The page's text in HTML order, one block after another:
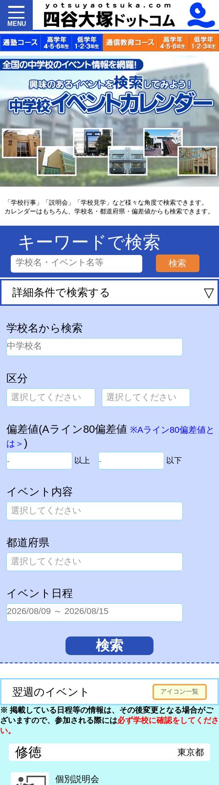
MENU
「学校行事」「説明会」「学校見学」など様々な角度で検索できます。
カレンダーはもちろん、学校名・都道府県・偏差値からも検索できます。
キーワードで検索
詳細条件で検索する ▽
学校名から検索
区分
選択してください 選択してください
偏差値(Aライン80偏差値 ※Aライン80偏差値と
は＞ )
以上 以下
イベント内容
選択してください
都道府県
選択してください
イベント日程
翌週のイベント アイコン一覧
※ 掲載している日程等の情報は、その後変更となる場合がご
ざいますので、参加される際には必ず学校に確認をしてくださ
い。
修徳 東京都
個別説明会